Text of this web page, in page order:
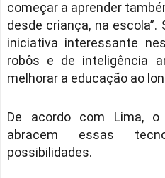
começar a aprender
desde criança, na
iniciativa interessante
robôs e de inteligência
melhorar a educação ao
De acordo com Lima,
abracem essas
possibilidades.